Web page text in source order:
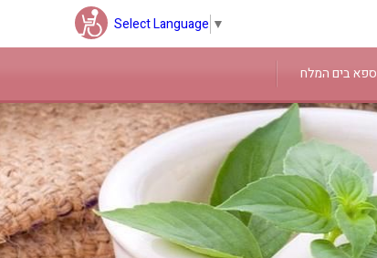
Select Language ▼
ספא בים המלח